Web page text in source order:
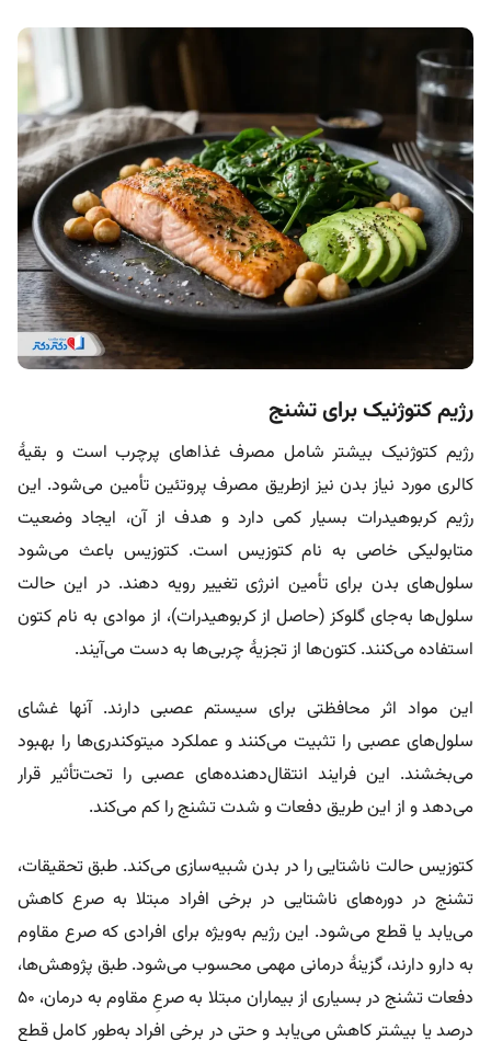
رژیم کتوژنیک برای تشنج
رژیم کتوژنیک بیشتر شامل مصرف غذاهای پرچرب است و بقیۀ
کالری مورد نیاز بدن نیز ازطریق مصرف پروتئین تأمین می‌شود. این
رژیم کربوهیدرات بسیار کمی دارد و هدف از آن، ایجاد وضعیت
متابولیکی خاصی به نام کتوزیس است. کتوزیس باعث می‌شود
سلول‌های بدن برای تأمین انرژی تغییر رویه دهند. در این حالت
سلول‌ها به‌جای گلوکز (حاصل از کربوهیدرات)، از موادی به نام کتون
استفاده می‌کنند. کتون‌ها از تجزیۀ چربی‌ها به دست می‌آیند.
این مواد اثر محافظتی برای سیستم عصبی دارند. آنها غشای
سلول‌های عصبی را تثبیت می‌کنند و عملکرد میتوکندری‌ها را بهبود
می‌بخشند. این فرایند انتقال‌دهنده‌های عصبی را تحت‌تأثیر قرار
می‌دهد و از این طریق دفعات و شدت تشنج را کم می‌کند.
کتوزیس حالت ناشتایی را در بدن شبیه‌سازی می‌کند. طبق تحقیقات،
تشنج در دوره‌های ناشتایی در برخی افراد مبتلا به صرع کاهش
می‌یابد یا قطع می‌شود. این رژیم به‌ویژه برای افرادی که صرع مقاوم
به دارو دارند، گزینۀ درمانی مهمی محسوب می‌شود. طبق پژوهش‌ها،
دفعات تشنج در بسیاری از بیماران مبتلا به صرعِ مقاوم به درمان، ۵۰
درصد یا بیشتر کاهش می‌یابد و حتی در برخی افراد به‌طور کامل قطع